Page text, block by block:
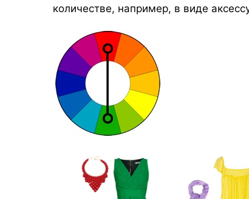
количестве, например, в виде